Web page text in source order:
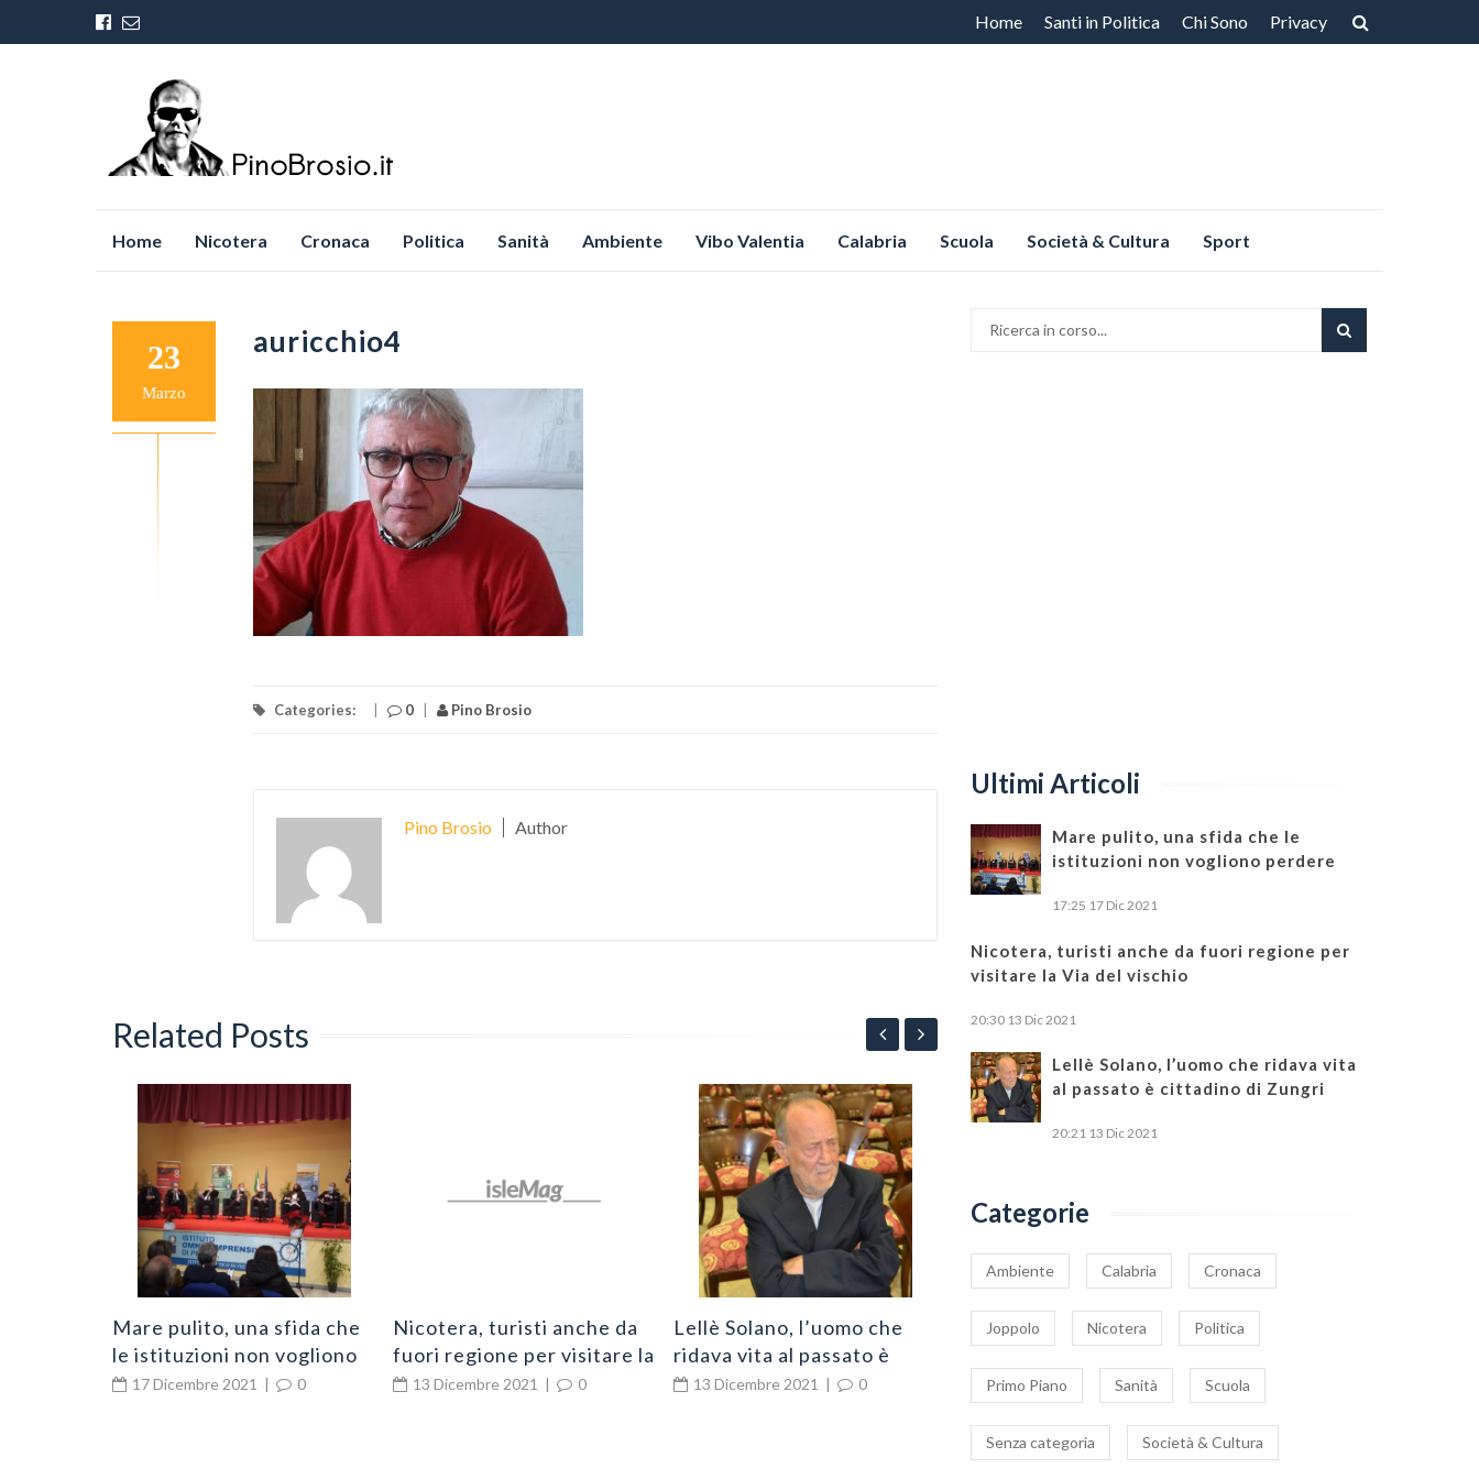
VaiHome Santi in Politica Chi Sono Privacy
Home Nicotera Cronaca Politica Sanità Ambiente Vibo Valentia Calabria Scuola Società & Cultura Sport
23
Marzo
auricchio4
Categories: 0 Pino Brosio
Pino Brosio Author
Related Posts
Mare pulito, una sfida che
le istituzioni non vogliono
perdere
17 Dicembre 2021 | 0
Nicotera, turisti anche da
fuori regione per visitare la
Via del vischio
13 Dicembre 2021 | 0
Lellè Solano, l’uomo che
ridava vita al passato è
cittadino di Zungri
13 Dicembre 2021 | 0
Appello dell’Associazione
“Porcinai” alla politica e
l’ex villaggio Valtur di
Nicotera
Ultimi Articoli
Mare pulito, una sfida che le
istituzioni non vogliono perdere
17:25 17 Dic 2021
Nicotera, turisti anche da fuori regione per
visitare la Via del vischio
20:30 13 Dic 2021
Lellè Solano, l’uomo che ridava vita
al passato è cittadino di Zungri
20:21 13 Dic 2021
Categorie
Ambiente Calabria Cronaca
Joppolo Nicotera Politica
Primo Piano Sanità Scuola
Senza categoria Società & Cultura